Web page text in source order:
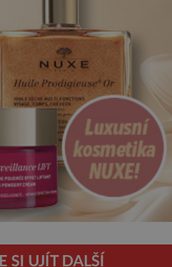
SI UJÍT DALŠÍ